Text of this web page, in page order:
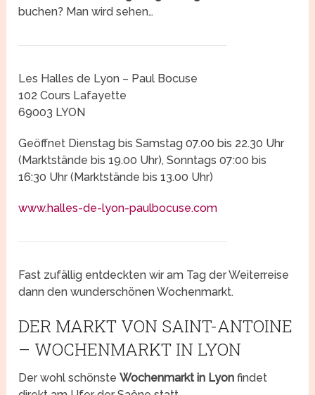
buchen? Man wird sehen…
Les Halles de Lyon – Paul Bocuse
102 Cours Lafayette
69003 LYON
Geöffnet Dienstag bis Samstag 07.00 bis 22.30 Uhr
(Marktstände bis 19.00 Uhr), Sonntags 07:00 bis
16:30 Uhr (Marktstände bis 13.00 Uhr)
www.halles-de-lyon-paulbocuse.com
Fast zufällig entdeckten wir am Tag der Weiterreise
dann den wunderschönen Wochenmarkt.
DER MARKT VON SAINT-ANTOINE
– WOCHENMARKT IN LYON
Der wohl schönsteWochenmarkt in Lyon findet